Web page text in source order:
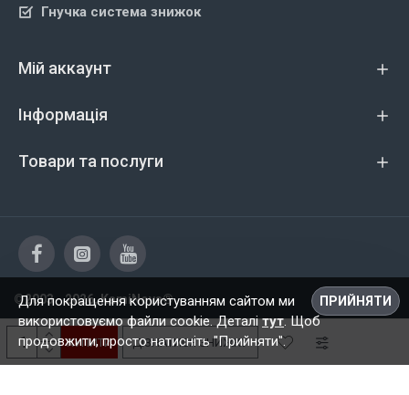
КУПИТИ ДІЗНАТИСЯ ЗНИЖКУ
Гнучка система знижок
Мій аккаунт
Інформація
Товари та послуги
©2003 - 2026, KamiNova® ПРИЙНЯТИ
Для покращення користуванням сайтом ми
використовуємо файли cookie. Деталітут. Щоб
продовжити, просто натисніть "Прийняти".